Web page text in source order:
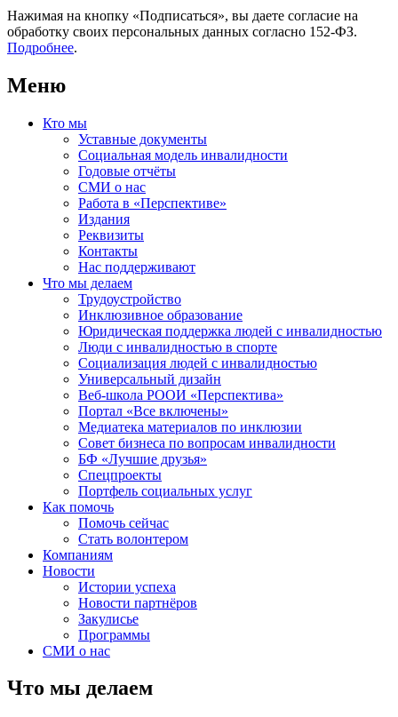
Нажимая на кнопку «Подписаться», вы даете согласие на
обработку своих персональных данных согласно 152-ФЗ.
Подробнее.
Меню
Кто мы
Уставные документы
Социальная модель инвалидности
Годовые отчёты
СМИ о нас
Работа в «Перспективе»
Издания
Реквизиты
Контакты
Нас поддерживают
Что мы делаем
Трудоустройство
Инклюзивное образование
Юридическая поддержка людей с инвалидностью
Люди с инвалидностью в спорте
Социализация людей с инвалидностью
Универсальный дизайн
Веб-школа РООИ «Перспектива»
Портал «Все включены»
Медиатека материалов по инклюзии
Совет бизнеса по вопросам инвалидности
БФ «Лучшие друзья»
Спецпроекты
Портфель социальных услуг
Как помочь
Помочь сейчас
Стать волонтером
Компаниям
Новости
Истории успеха
Новости партнёров
Закулисье
Программы
СМИ о нас
Что мы делаем